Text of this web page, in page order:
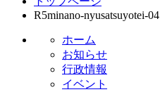
R5minano-nyusatsuyotei-04
ホーム
お知らせ
行政情報
イベント